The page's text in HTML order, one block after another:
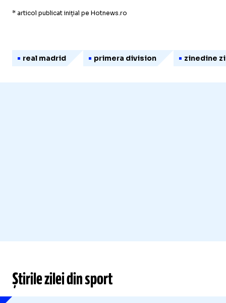
* articol publicat inițial pe Hotnews.ro
real madrid primera division zinedine
Știrile zilei din sport